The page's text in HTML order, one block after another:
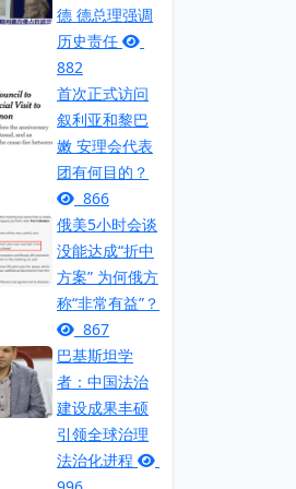
德 德总理强调
历史责任
882
首次正式访问
叙利亚和黎巴
嫩 安理会代表
团有何目的？
866
俄美5小时会谈
没能达成“折中
方案” 为何俄方
称“非常有益”？
867
巴基斯坦学
者：中国法治
建设成果丰硕
引领全球治理
法治化进程